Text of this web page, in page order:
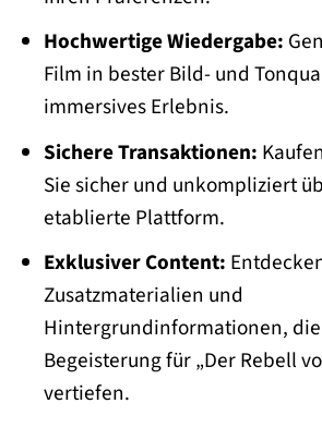
Hochwertige Wiedergabe:
Film in bester Bild- und
immersives Erlebnis.
Sichere Transaktionen:
Sie sicher und unkompliziert
etablierte Plattform.
Exklusiver Content:
Zusatzmaterialien und
Hintergrundinformationen,
Begeisterung für „Der Rebell
vertiefen.